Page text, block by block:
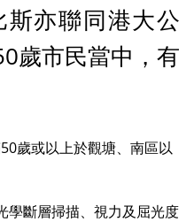
亦聯同港大公
歲市民當中，有
歲或以上於觀塘、南區以
學斷層掃描、視力及屈光度